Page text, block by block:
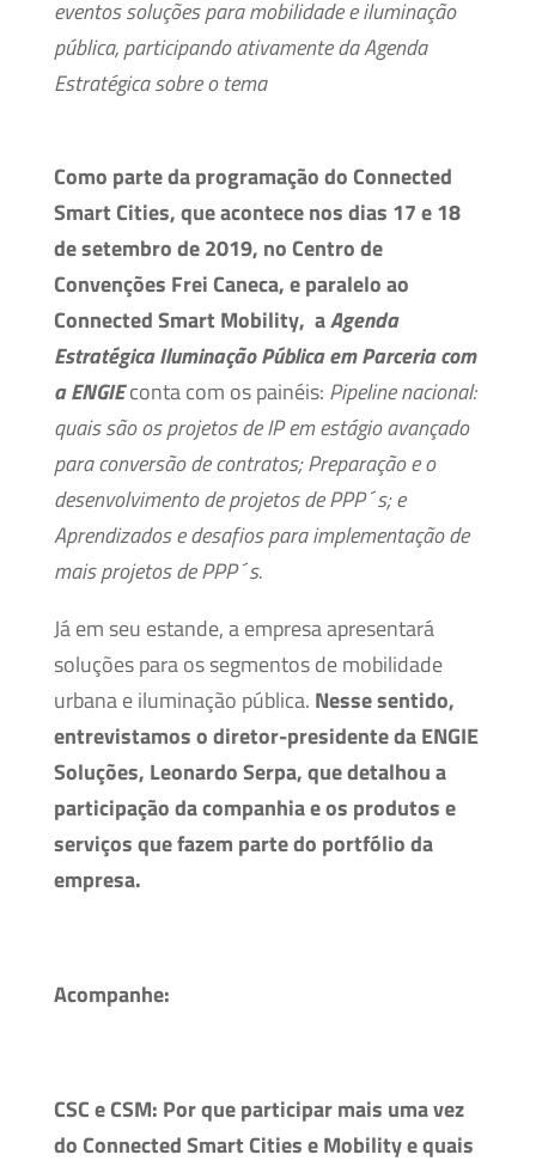
eventos soluções para mobilidade e iluminação
pública, participando ativamente da Agenda
Estratégica sobre o tema
Como parte da programação do Connected
Smart Cities, que acontece nos dias 17 e 18
de setembro de 2019, no Centro de
Convenções Frei Caneca, e paralelo ao
Connected Smart Mobility, aAgenda
Estratégica Iluminação Pública em Parceria com
a ENGIEconta com os painéis: Pipeline nacional:
quais são os projetos de IP em estágio avançado
para conversão de contratos; Preparação e o
desenvolvimento de projetos de PPP´s; e
Aprendizados e desafios para implementação de
mais projetos de PPP´s.
Já em seu estande, a empresa apresentará
soluções para os segmentos de mobilidade
urbana e iluminação pública. Nesse sentido,
entrevistamos o diretor-presidente da ENGIE
Soluções, Leonardo Serpa, que detalhou a
participação da companhia e os produtos e
serviços que fazem parte do portfólio da
empresa.
Acompanhe:
CSC e CSM: Por que participar mais uma vez
do Connected Smart Cities e Mobility e quais